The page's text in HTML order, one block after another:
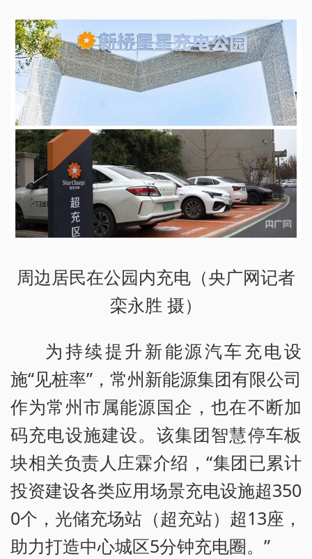
周边居民在公园内充电（央广网记者
栾永胜 摄）
为持续提升新能源汽车充电设
施“见桩率”，常州新能源集团有限公司
作为常州市属能源国企，也在不断加
码充电设施建设。该集团智慧停车板
块相关负责人庄霖介绍，“集团已累计
投资建设各类应用场景充电设施超350
0个，光储充场站（超充站）超13座，
助力打造中心城区5分钟充电圈。”